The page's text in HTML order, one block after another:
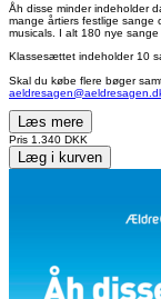
Åh disse minder indeholder
mange årtiers festlige sange
musicals. I alt 180 nye
Klassesættet indeholder 10
Skal du købe flere bøger
aeldresagen@aeldresagen.d
Læs mere
Pris 1.340 DKK
Læg i kurven